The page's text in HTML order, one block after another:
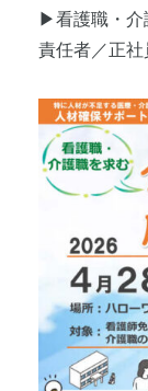
▶看護職・介
責任者／正社